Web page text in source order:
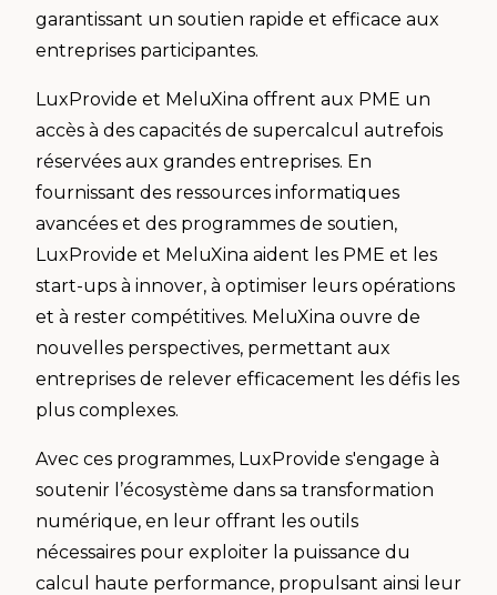
garantissant un soutien rapide et efficace aux
entreprises participantes.
LuxProvide et MeluXina offrent aux PME un
accès à des capacités de supercalcul autrefois
réservées aux grandes entreprises. En
fournissant des ressources informatiques
avancées et des programmes de soutien,
LuxProvide et MeluXina aident les PME et les
start-ups à innover, à optimiser leurs opérations
et à rester compétitives. MeluXina ouvre de
nouvelles perspectives, permettant aux
entreprises de relever efficacement les défis les
plus complexes.
Avec ces programmes, LuxProvide s'engage à
soutenir l’écosystème dans sa transformation
numérique, en leur offrant les outils
nécessaires pour exploiter la puissance du
calcul haute performance, propulsant ainsi leur